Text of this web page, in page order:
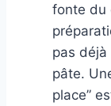
fonte du
pas
pâte.
place”